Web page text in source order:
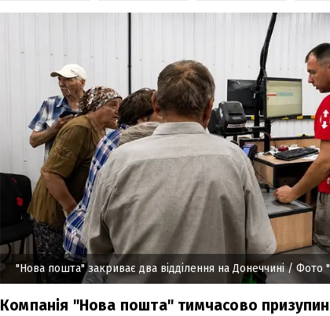
"Нова пошта" закриває два відділення на Донеччині/ Фото
Компанія "Нова пошта" тимчасово